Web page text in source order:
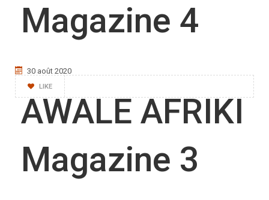
Magazine 4
LIKE
30 août 2020
AWALE AFRIKI
Magazine 3